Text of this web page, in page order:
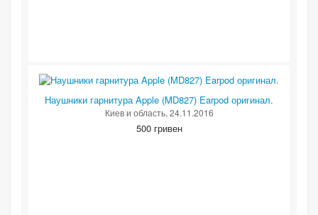
Наушники гарнитура Apple (MD827) Earpod оригинал.
Киев и область, 24.11.2016
500 гривен